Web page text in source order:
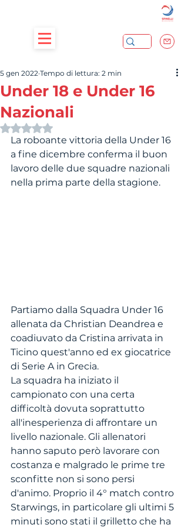
Under 18 e Under 16
Nazionali
5 gen 2022 Tempo di lettura: 2 min
Valutazione NaN stelle su 5.
La roboante vittoria della Under 16
a fine dicembre conferma il buon
lavoro delle due squadre nazionali
nella prima parte della stagione.
Partiamo dalla Squadra Under 16
allenata da Christian Deandrea e
coadiuvato da Cristina arrivata in
Ticino quest'anno ed ex giocatrice
di Serie A in Grecia.
La squadra ha iniziato il
campionato con una certa
difficoltà dovuta soprattutto
all'inesperienza di affrontare un
livello nazionale. Gli allenatori
hanno saputo però lavorare con
costanza e malgrado le prime tre
sconfitte non si sono persi
d'animo. Proprio il 4° match contro
Starwings, in particolare gli ultimi 5
minuti sono stati il grilletto che ha